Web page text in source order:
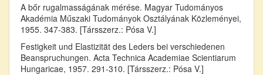
A bőr rugalmasságának mérése. Magyar Tudományos
Akadémia Műszaki Tudományok Osztályának Közleményei,
1955. 347-383. [Társszerz.: Pósa V.]
Festigkeit und Elastizität des Leders bei verschiedenen
Beanspruchungen. Acta Technica Academiae Scientiarum
Hungaricae, 1957. 291-310. [Társszerz.: Pósa V.]